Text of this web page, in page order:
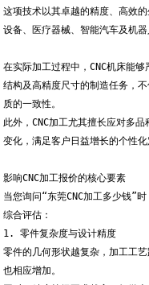
这项技术以其卓越的精度、高效
设备、医疗器械、智能汽车及机
在实际加工过程中，CNC机床能
结构及高精度尺寸的制造任务，
质的一致性。
此外，CNC加工尤其擅长应对多
变化，满足客户日益增长的个性化
影响CNC加工报价的核心要素
当您询问“东莞CNC加工多少钱”
综合评估：
1. 零件复杂度与设计精度
零件的几何形状越复杂，加工工
也相应增加。